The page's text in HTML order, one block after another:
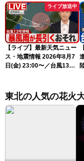
ライブ放送中
【ライブ】最新天気ニュー
ス・地震情報 2026年8月7
日(金) 23:00〜／台風13号
東北の人気の花火